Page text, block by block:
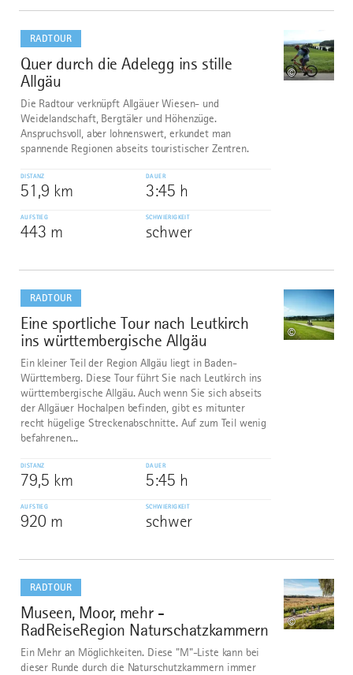
RADTOUR
7
Quer durch die Adelegg ins stille
Allgäu
©
Die Radtour verknüpft Allgäuer Wiesen- und
Weidelandschaft, Bergtäler und Höhenzüge.
Anspruchsvoll, aber lohnenswert, erkundet man
spannende Regionen abseits touristischer Zentren.
DISTANZ
51,9 km
DAUER
3:45 h
AUFSTIEG
443 m
SCHWIERIGKEIT
schwer
dazu
RADTOUR
8
Eine sportliche Tour nach Leutkirch
ins württembergische Allgäu
©
Ein kleiner Teil der Region Allgäu liegt in Baden-
Württemberg. Diese Tour führt Sie nach Leutkirch ins
württembergische Allgäu. Auch wenn Sie sich abseits
der Allgäuer Hochalpen befinden, gibt es mitunter
recht hügelige Streckenabschnitte. Auf zum Teil wenig
befahrenen...
DISTANZ
79,5 km
DAUER
5:45 h
AUFSTIEG
920 m
SCHWIERIGKEIT
schwer
dazu
RADTOUR
9
Museen, Moor, mehr -
RadReiseRegion Naturschatzkammern
©
Ein Mehr an Möglichkeiten. Diese "M"-Liste kann bei
dieser Runde durch die Naturschutzkammern immer
dazu